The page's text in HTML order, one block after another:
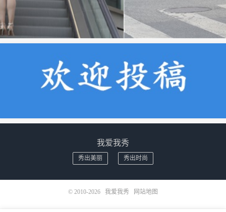
我爱我秀
秀出美丽 秀出时尚
© 2010-2026 我爱我秀 网站地图